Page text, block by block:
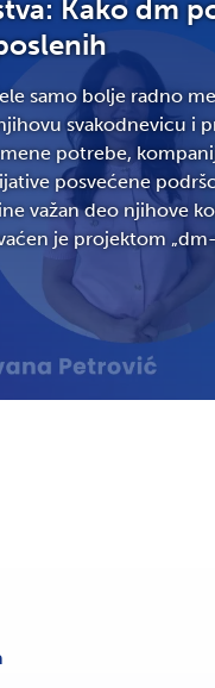
Kako dm
samo bolje radno
svakodnevicu i
potrebe,
posvećene
važan deo njihove
je projektom